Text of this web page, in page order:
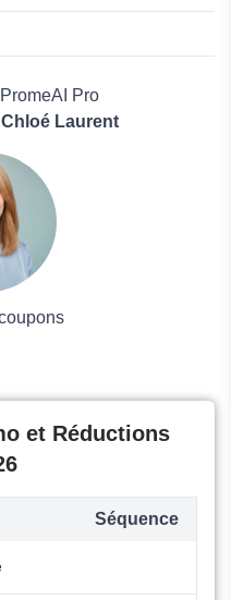
Pro
Chloé Laurent
et Réductions
Séquence